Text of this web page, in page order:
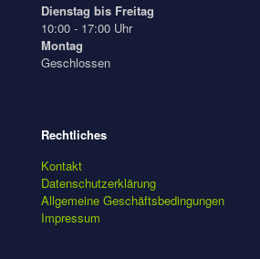
Dienstag bis Freitag
10:00 - 17:00 Uhr
Montag
Geschlossen
Rechtliches
Kontakt
Datenschutzerklärung
Allgemeine Geschäftsbedingungen
Impressum